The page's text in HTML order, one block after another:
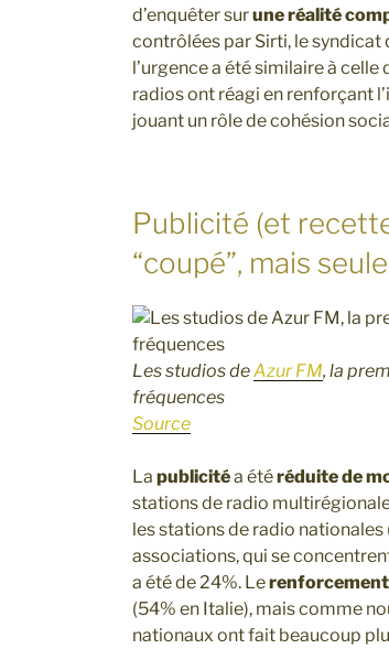
d’enquêter surune réalité
contrôlées par Sirti, le syndicat
l’urgence a été similaire à
radios ont réagi en renforçant
jouant un rôle de cohésion
Publicité (et
“coupé”, mais
Les studios deAzur FM, la
fréquences
Source
La publicitéa étéréduite de
stations de radio
les stations de radio
associations, qui se
a été de 24%. Lerenforcement
(54% en Italie), mais comme
nationaux ont fait beaucoup